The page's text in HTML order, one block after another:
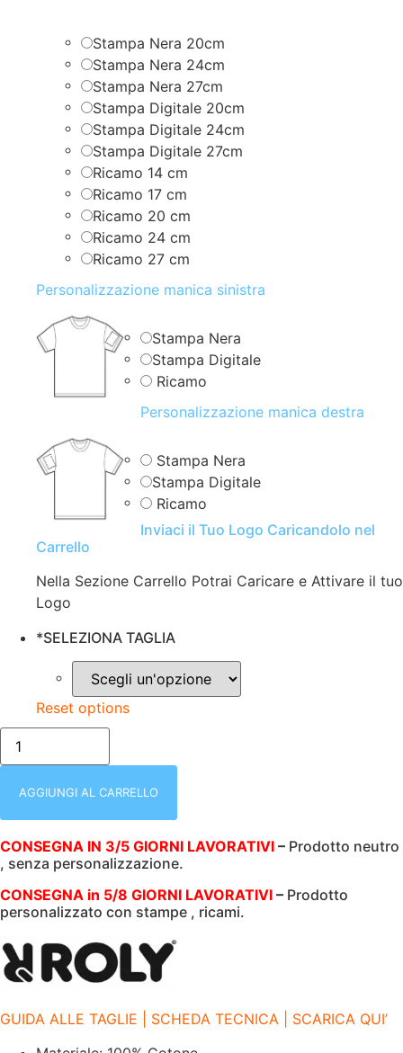
Stampa Nera 20cm
Stampa Nera 24cm
Stampa Nera 27cm
Stampa Digitale 20cm
Stampa Digitale 24cm
Stampa Digitale 27cm
Ricamo 14 cm
Ricamo 17 cm
Ricamo 20 cm
Ricamo 24 cm
Ricamo 27 cm
Personalizzazione manica sinistra
Stampa Nera
Stampa Digitale
Ricamo
Personalizzazione manica destra
Stampa Nera
Stampa Digitale
Ricamo
Inviaci il Tuo Logo Caricandolo nel
Carrello
Nella Sezione Carrello Potrai Caricare e Attivare il tuo
Logo
*SELEZIONA TAGLIA
Reset options
T-
SHIRT
UOMO
MEZZA
|
|
100%
COTONE
|
155
gr/m2
BEAGLE
|
6554
03
AGGIUNGI AL CARRELLO
CONSEGNA IN 3/5 GIORNI LAVORATIVI – Prodotto neutro
, senza personalizzazione.
CONSEGNA in 5/8 GIORNI LAVORATIVI – Prodotto
personalizzato con stampe , ricami.
GUIDA ALLE TAGLIE | SCHEDA TECNICA | SCARICA QUI’